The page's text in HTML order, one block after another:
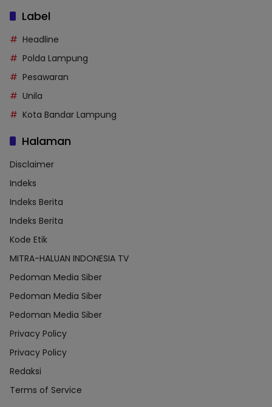
Label
Headline
Polda Lampung
Pesawaran
Unila
Kota Bandar Lampung
Halaman
Disclaimer
Indeks
Indeks Berita
Indeks Berita
Kode Etik
MITRA-HALUAN INDONESIA TV
Pedoman Media Siber
Pedoman Media Siber
Pedoman Media Siber
Privacy Policy
Privacy Policy
Redaksi
Terms of Service